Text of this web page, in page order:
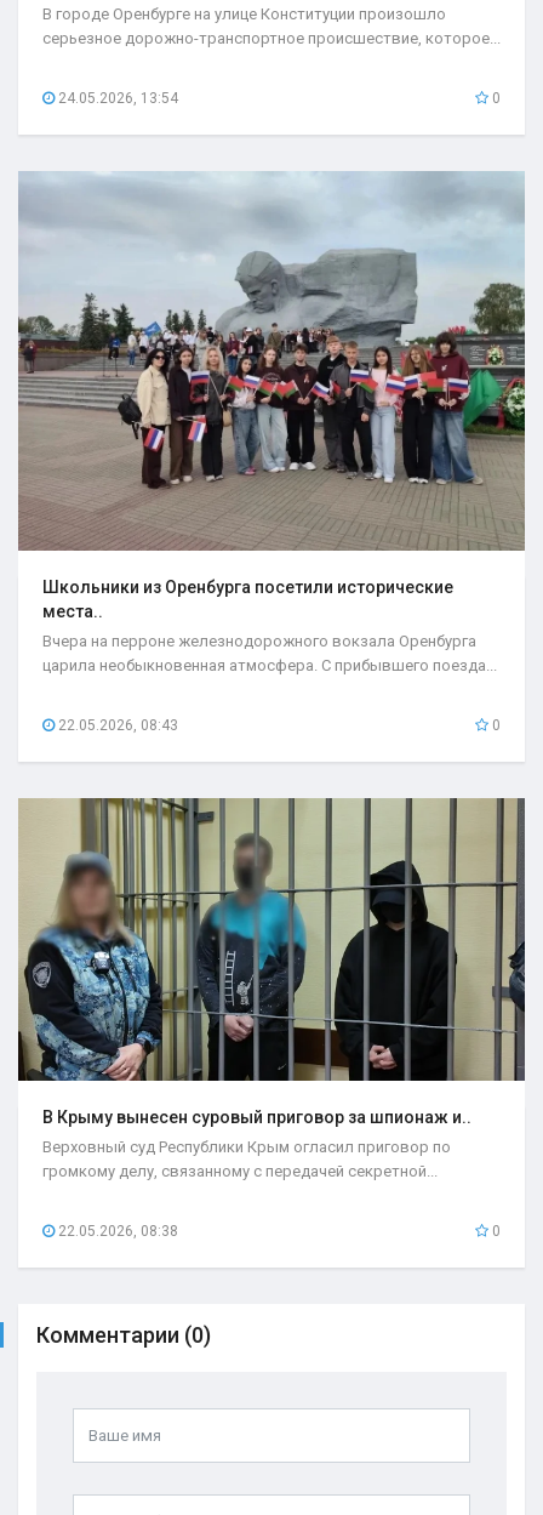
В городе Оренбурге на улице Конституции произошло
серьезное дорожно-транспортное происшествие, которое...
24.05.2026, 13:54 0
Школьники из Оренбурга посетили исторические
места..
Вчера на перроне железнодорожного вокзала Оренбурга
царила необыкновенная атмосфера. С прибывшего поезда...
22.05.2026, 08:43 0
В Крыму вынесен суровый приговор за шпионаж и..
Верховный суд Республики Крым огласил приговор по
громкому делу, связанному с передачей секретной...
22.05.2026, 08:38 0
Комментарии (0)